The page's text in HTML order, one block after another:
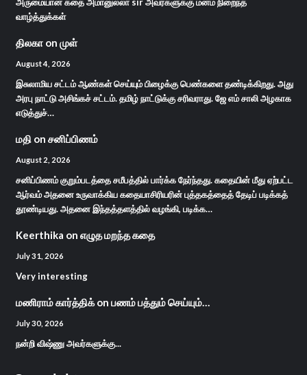
வாழ்த்துக்கள்
திலகா on முள்
August 4, 2026
இசுலாமிய சட்டம் ஆண்கள் செய்யும் பிழைக்கு பெண்களை தண்டிக்கிறது. அது
அரபு நாட்டு அசிங்கச் சட்டம். தமிழ் நாட்டுக்கு சரிவராது. ஜே எம் சாலி அழகாக
எடுத்துச்…
மதி on சனிப்பிணம்
August 2, 2026
சனிப்பிணம் குறும்படத்தை சமீபத்தில் பார்க்க நேர்ந்தது. கதையின் மீது ஏற்பட்ட
ஆர்வம் அதனை உருவாக்கிய கதையாசிரியரின் புத்தகத்தைத் தேடிப் படிக்கத்
தூண்டியது. அதனை இந்தத்தளத்தில் வழங்கி, படிக்க…
Keerthika on எழுத மறந்த கதை
July 31, 2026
Very interesting
மணிராம் கார்த்திக்on பணம் பத்தும் செய்யும்…
July 30, 2026
நன்றி விஷ்ணு அவர்களுக்கு...